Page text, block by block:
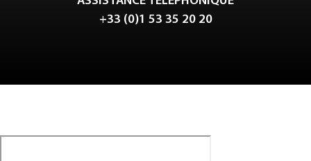
+33 (0)1 53 35 20 20